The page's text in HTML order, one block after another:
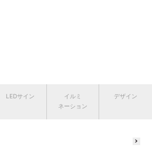
LEDサイン
イルミ
ネーション
デザイン